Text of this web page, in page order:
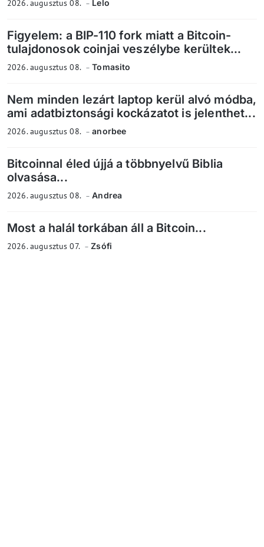
2026. augusztus 08. Lelo
Figyelem: a BIP-110 fork miatt a Bitcoin-
tulajdonosok coinjai veszélybe kerültek...
2026. augusztus 08. Tomasito
Nem minden lezárt laptop kerül alvó módba,
ami adatbiztonsági kockázatot is jelenthet...
2026. augusztus 08. anorbee
Bitcoinnal éled újjá a többnyelvű Biblia
olvasása...
2026. augusztus 08. Andrea
Most a halál torkában áll a Bitcoin...
2026. augusztus 07. Zsófi